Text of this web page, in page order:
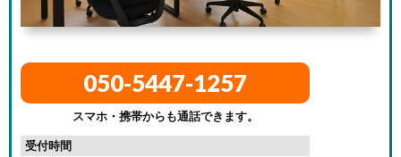
050-5447-1257
スマホ・携帯からも通話できます。
受付時間